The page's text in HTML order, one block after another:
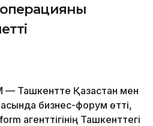
Ташкентте Қазақстан мен
бизнес-форум өтті,
агенттігінің Ташкенттегі